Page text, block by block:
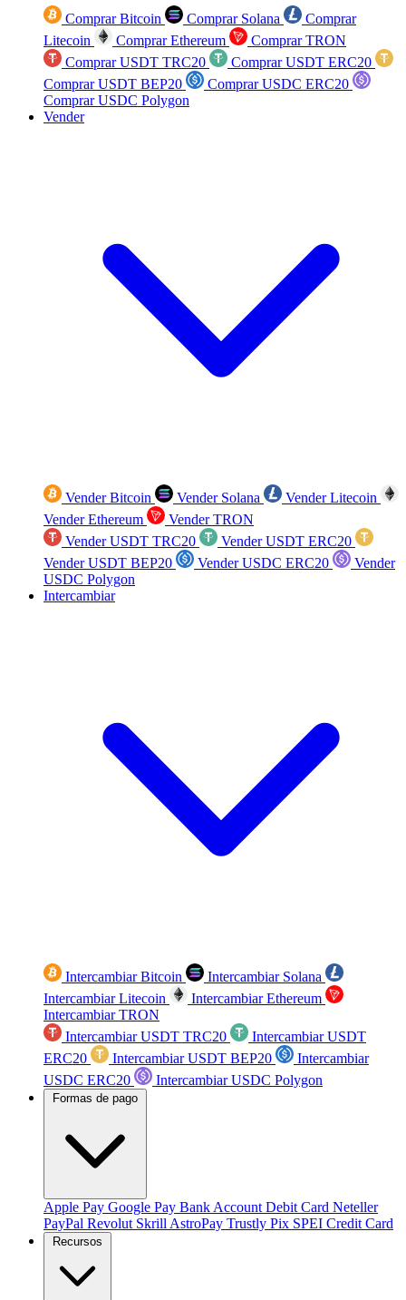
Comprar Bitcoin Comprar Solana
Comprar
Litecoin
Comprar Ethereum
Comprar TRON
Comprar USDT TRC20
Comprar USDT ERC20
Comprar USDT BEP20
Comprar USDC ERC20
Comprar USDC Polygon
Vender
Vender Bitcoin Vender Solana
Vender Litecoin
Vender Ethereum
Vender TRON
Vender USDT TRC20
Vender USDT ERC20
Vender USDT BEP20
Vender USDC ERC20
Vender
USDC Polygon
Intercambiar
Intercambiar Bitcoin
Intercambiar Solana
Intercambiar Litecoin
Intercambiar Ethereum
Intercambiar TRON
Intercambiar USDT TRC20
Intercambiar USDT
ERC20
Intercambiar USDT BEP20
Intercambiar
USDC ERC20
Intercambiar USDC Polygon
Formas de pago
Apple Pay Google Pay Bank Account Debit Card Neteller
PayPal Revolut Skrill AstroPay Trustly Pix SPEI Credit Card
Recursos